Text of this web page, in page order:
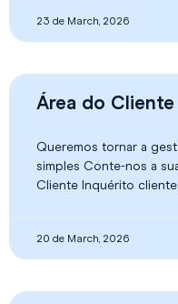
23 de March, 2026
Área do
Queremos tornar a
simples Conte-nos a
Cliente Inquérito
20 de March, 2026